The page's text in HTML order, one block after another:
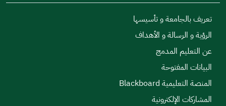
تعريف بالجامعة و تأسيسها
الرؤية و الرسالة و الأهداف
عن التعليم المدمج
البيانات المفتوحة
المنصة التعليمية Blackboard
المشاركات الإلكترونية